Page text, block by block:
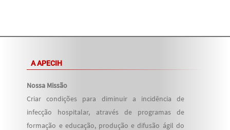
A APECIH
Nossa Missão
Criar condições para diminuir a incidência de
infecção hospitalar, através de programas de
formação e educação, produção e difusão ágil do